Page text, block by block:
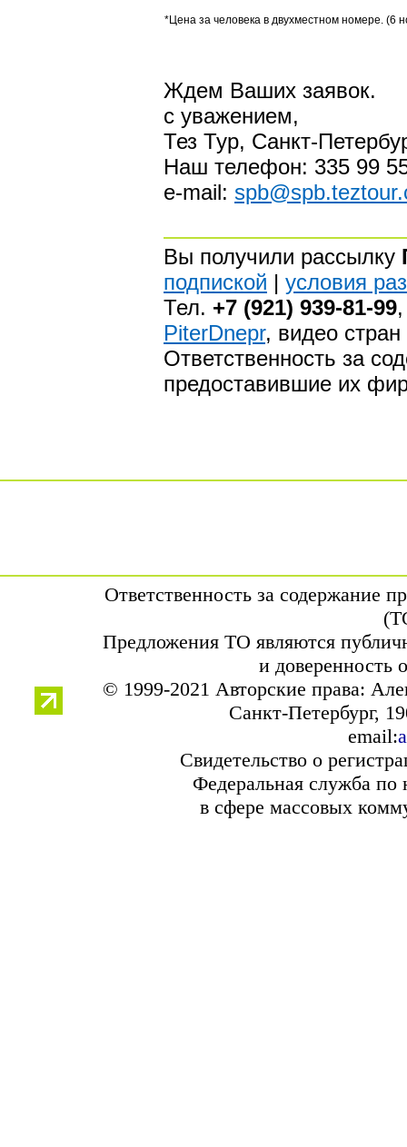
*Цена за человека в двухместном номере. (6
Ждем Ваших заявок.
с уважением,
Тез Тур, Санкт-
Наш телефон: 335 99
e-mail:
Вы получили рассылку
подпиской | условия
Тел. +7 (921) 939-81-99
PiterDnepr, видео стран
Ответственность за
предоставившие их
Ответственность за содержание
Предложения ТО являются
и доверенность
© 1999-2021 Авторские права:
Санкт-Петербург,
email:
Свидетельство о
Федеральная служба по
в сфере массовых